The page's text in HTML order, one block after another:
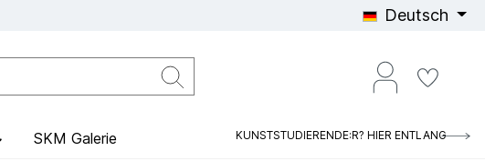
Deutsch
SKM Galerie KUNSTSTUDIERENDE:R? HIER ENTLANG